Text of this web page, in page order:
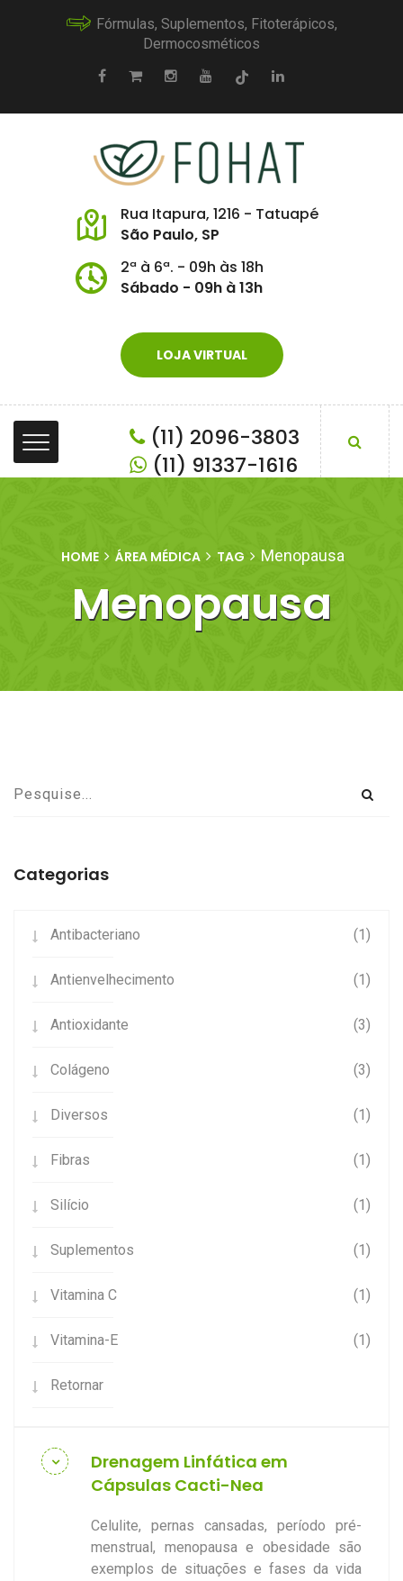
Fórmulas, Suplementos, Fitoterápicos,
Dermocosméticos
Rua Itapura, 1216 - Tatuapé
São Paulo, SP
2ª à 6ª. - 09h às 18h
Sábado - 09h à 13h
LOJA VIRTUAL
(11) 2096-3803
(11) 91337-1616
HOME ÁREA MÉDICA TAG Menopausa
Menopausa
Categorias
Antibacteriano (1)
Antienvelhecimento (1)
Antioxidante (3)
Colágeno (3)
Diversos (1)
Fibras (1)
Silício (1)
Suplementos (1)
Vitamina C (1)
Vitamina-E (1)
Retornar
Drenagem Linfática em
Cápsulas Cacti-Nea
Celulite, pernas cansadas, período pré-
menstrual, menopausa e obesidade são
exemplos de situações e fases da vida